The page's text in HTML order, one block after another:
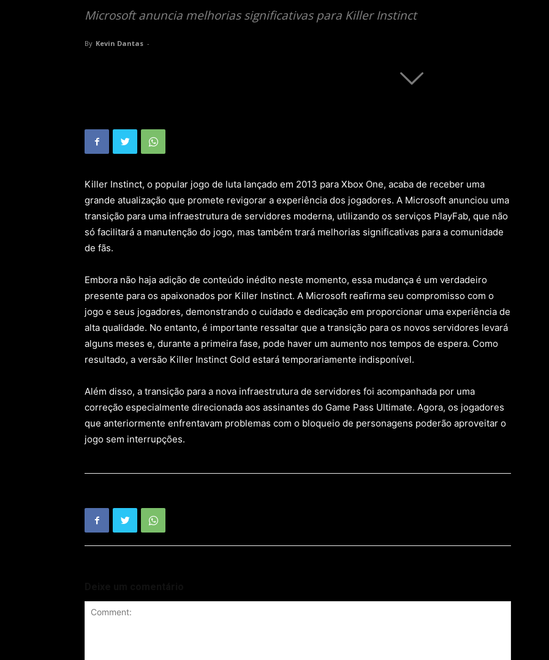
Microsoft anuncia melhorias significativas para Killer Instinct
By Kevin Dantas -
Killer Instinct, o popular jogo de luta lançado em 2013 para Xbox One, acaba de receber uma
grande atualização que promete revigorar a experiência dos jogadores. A Microsoft anunciou uma
transição para uma infraestrutura de servidores moderna, utilizando os serviços PlayFab, que não
só facilitará a manutenção do jogo, mas também trará melhorias significativas para a comunidade
de fãs.
Embora não haja adição de conteúdo inédito neste momento, essa mudança é um verdadeiro
presente para os apaixonados por Killer Instinct. A Microsoft reafirma seu compromisso com o
jogo e seus jogadores, demonstrando o cuidado e dedicação em proporcionar uma experiência de
alta qualidade. No entanto, é importante ressaltar que a transição para os novos servidores levará
alguns meses e, durante a primeira fase, pode haver um aumento nos tempos de espera. Como
resultado, a versão Killer Instinct Gold estará temporariamente indisponível.
Além disso, a transição para a nova infraestrutura de servidores foi acompanhada por uma
correção especialmente direcionada aos assinantes do Game Pass Ultimate. Agora, os jogadores
que anteriormente enfrentavam problemas com o bloqueio de personagens poderão aproveitar o
jogo sem interrupções.